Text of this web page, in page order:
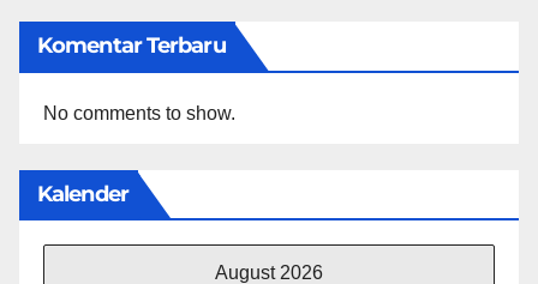
Komentar Terbaru
No comments to show.
Kalender
August 2026